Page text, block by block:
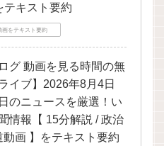
キスト要約
画をテキスト要約
グ 動画を見る時間の無
イブ】2026年8月4日
のニュースを厳選！い
情報【 15分解説 / 政治
画 】をテキスト要約